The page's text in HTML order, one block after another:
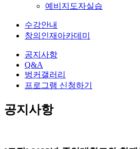
예비지도자실습
수강안내
창의인재아카데미
공지사항
Q&A
벙커갤러리
프로그램 신청하기
공지사항